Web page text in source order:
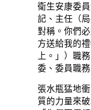
衛生安康委
記、主任（
對稱。你們
方送給我的
上。」）職
委、委員職務
張水瓶猛地
質的力量來